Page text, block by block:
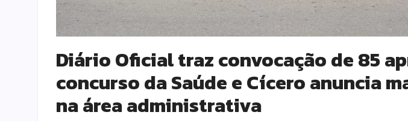
Diário Oficial traz convocação de 85
concurso da Saúde e Cícero anuncia
na área administrativa